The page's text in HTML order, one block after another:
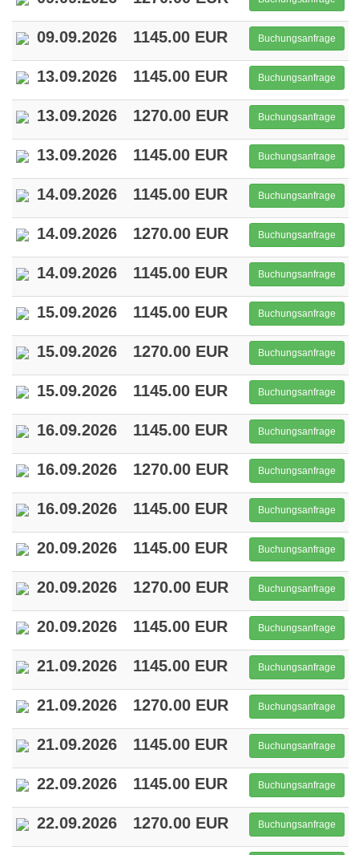
09.09.2026 1145.00 EUR Buchungsanfrage
13.09.2026 1145.00 EUR Buchungsanfrage
13.09.2026 1270.00 EUR Buchungsanfrage
13.09.2026 1145.00 EUR Buchungsanfrage
14.09.2026 1145.00 EUR Buchungsanfrage
14.09.2026 1270.00 EUR Buchungsanfrage
14.09.2026 1145.00 EUR Buchungsanfrage
15.09.2026 1145.00 EUR Buchungsanfrage
15.09.2026 1270.00 EUR Buchungsanfrage
15.09.2026 1145.00 EUR Buchungsanfrage
16.09.2026 1145.00 EUR Buchungsanfrage
16.09.2026 1270.00 EUR Buchungsanfrage
16.09.2026 1145.00 EUR Buchungsanfrage
20.09.2026 1145.00 EUR Buchungsanfrage
20.09.2026 1270.00 EUR Buchungsanfrage
20.09.2026 1145.00 EUR Buchungsanfrage
21.09.2026 1145.00 EUR Buchungsanfrage
21.09.2026 1270.00 EUR Buchungsanfrage
21.09.2026 1145.00 EUR Buchungsanfrage
22.09.2026 1145.00 EUR Buchungsanfrage
22.09.2026 1270.00 EUR Buchungsanfrage